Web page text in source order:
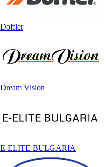
Doffler
Dream Vision
E-ELITE BULGARIA